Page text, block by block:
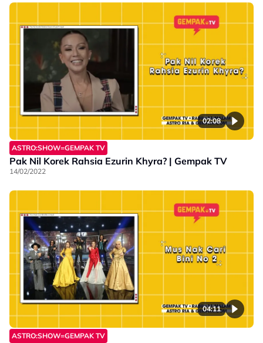
02:08
ASTRO:SHOW=GEMPAK TV
Pak Nil Korek Rahsia Ezurin Khyra? | Gempak TV
14/02/2022
04:11
ASTRO:SHOW=GEMPAK TV